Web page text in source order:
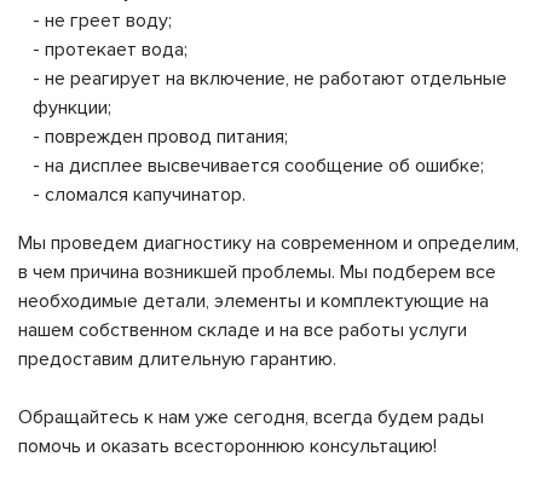
- не греет воду;
- протекает вода;
- не реагирует на включение, не работают отдельные
функции;
- поврежден провод питания;
- на дисплее высвечивается сообщение об ошибке;
- сломался капучинатор.
Мы проведем диагностику на современном и определим,
в чем причина возникшей проблемы. Мы подберем все
необходимые детали, элементы и комплектующие на
нашем собственном складе и на все работы услуги
предоставим длительную гарантию.
Обращайтесь к нам уже сегодня, всегда будем рады
помочь и оказать всестороннюю консультацию!